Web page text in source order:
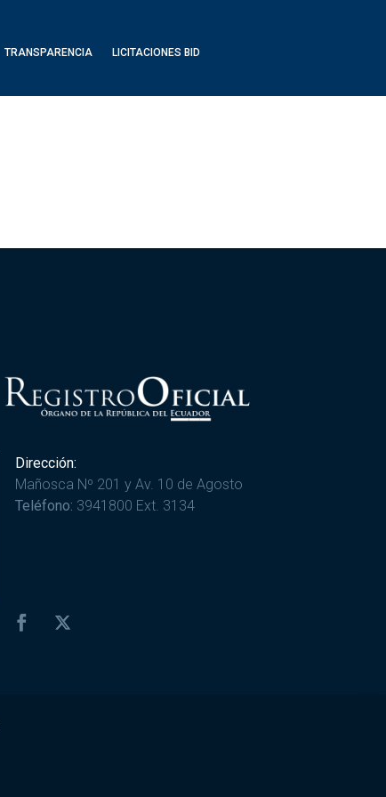
TRANSPARENCIA LICITACIONES BID
Dirección:
Mañosca Nº 201 y Av. 10 de Agosto
Teléfono: 3941800 Ext. 3134